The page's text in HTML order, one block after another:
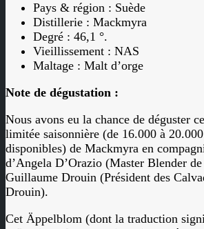
Pays & région : Suède
Distillerie : Mackmyra
Degré : 46,1 °.
Vieillissement : NAS
Maltage : Malt d’orge
Note de dégustation :
Nous avons eu la chance de déguster
limitée saisonnière (de 16.000 à
disponibles) de Mackmyra en
d’Angela D’Orazio (Master Blender
Guillaume Drouin (Président des
Drouin).
Cet Äppelblom (dont la traduction